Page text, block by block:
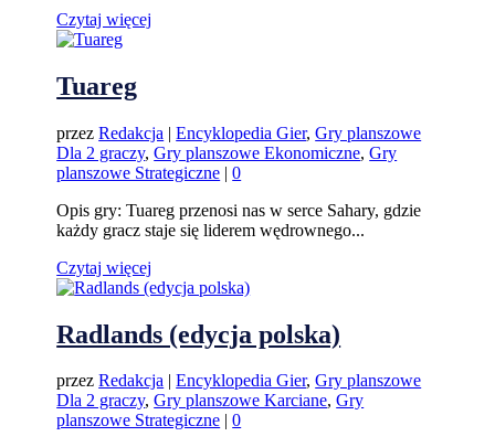
Czytaj więcej
Tuareg
przezRedakcja |Encyklopedia Gier,Gry planszowe
Dla 2 graczy,Gry planszowe Ekonomiczne,Gry
planszowe Strategiczne |0
Opis gry: Tuareg przenosi nas w serce Sahary, gdzie
każdy gracz staje się liderem wędrownego...
Czytaj więcej
Radlands (edycja polska)
przezRedakcja |Encyklopedia Gier,Gry planszowe
Dla 2 graczy,Gry planszowe Karciane,Gry
planszowe Strategiczne |0